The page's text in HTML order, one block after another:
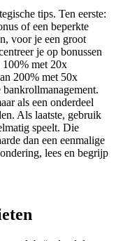
tips. Ten eerste:
of een beperkte
voor je een groot
je op bonussen
100% met 20x
200% met 50x
als een onderdeel
Als laatste, gebruik
speelt. Die
dan een eenmalige
lees en begrijp